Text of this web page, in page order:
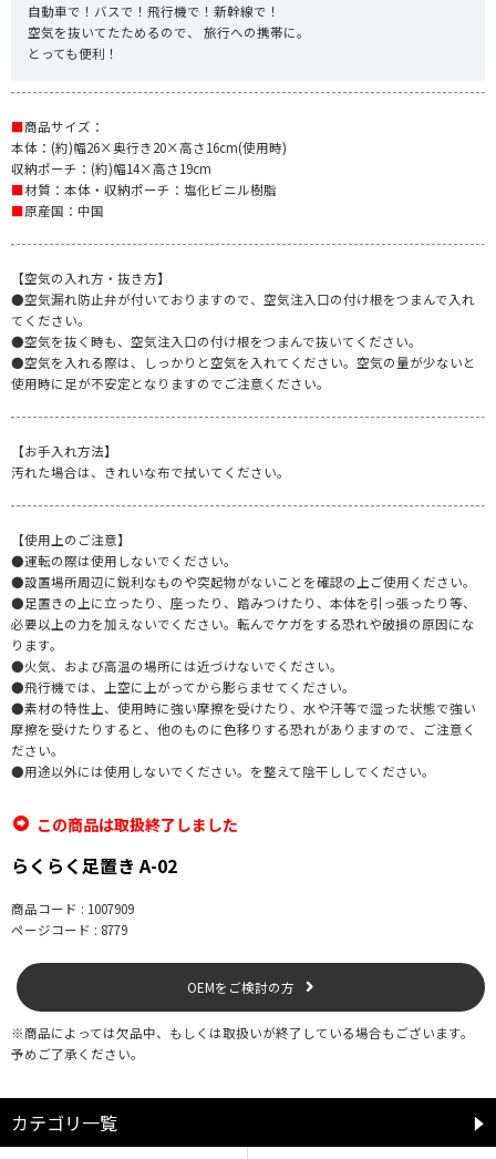
自動車で！バスで！飛行機で！新幹線で！
空気を抜いてたためるので、 旅行への携帯に。
とっても便利！
■商品サイズ：
本体：(約)幅26×奥行き20×高さ16cm(使用時)
収納ポーチ：(約)幅14×高さ19cm
■材質：本体・収納ポーチ：塩化ビニル樹脂
■原産国：中国
【空気の入れ方・抜き方】
●空気漏れ防止弁が付いておりますので、空気注入口の付け根をつまんで入れ
てください。
●空気を抜く時も、空気注入口の付け根をつまんで抜いてください。
●空気を入れる際は、しっかりと空気を入れてください。空気の量が少ないと
使用時に足が不安定となりますのでご注意ください。
【お手入れ方法】
汚れた場合は、きれいな布で拭いてください。
【使用上のご注意】
●運転の際は使用しないでください。
●設置場所周辺に鋭利なものや突起物がないことを確認の上ご使用ください。
●足置きの上に立ったり、座ったり、踏みつけたり、本体を引っ張ったり等、
必要以上の力を加えないでください。転んでケガをする恐れや破損の原因にな
ります。
●火気、および高温の場所には近づけないでください。
●飛行機では、上空に上がってから膨らませてください。
●素材の特性上、使用時に強い摩擦を受けたり、水や汗等で湿った状態で強い
摩擦を受けたりすると、他のものに色移りする恐れがありますので、ご注意く
ださい。
●用途以外には使用しないでください。を整えて陰干ししてください。
この商品は取扱終了しました
らくらく足置き A-02
商品コード : 1007909
ページコード : 8779
OEMをご検討の方
※商品によっては欠品中、もしくは取扱いが終了している場合もございます。
予めご了承ください。
カテゴリ一覧